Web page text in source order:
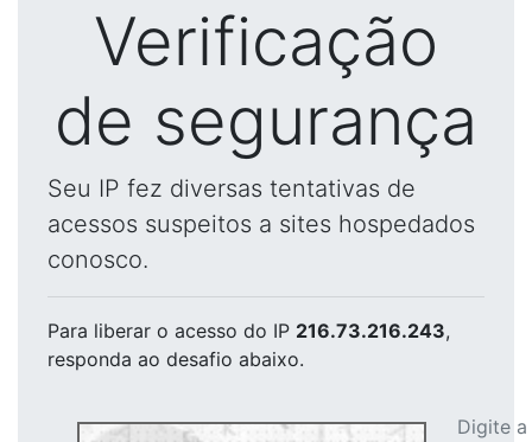
Verificação
de segurança
Seu IP fez diversas tentativas de
acessos suspeitos a sites hospedados
conosco.
Para liberar o acesso do IP 216.73.216.243,
responda ao desafio abaixo.
Digite